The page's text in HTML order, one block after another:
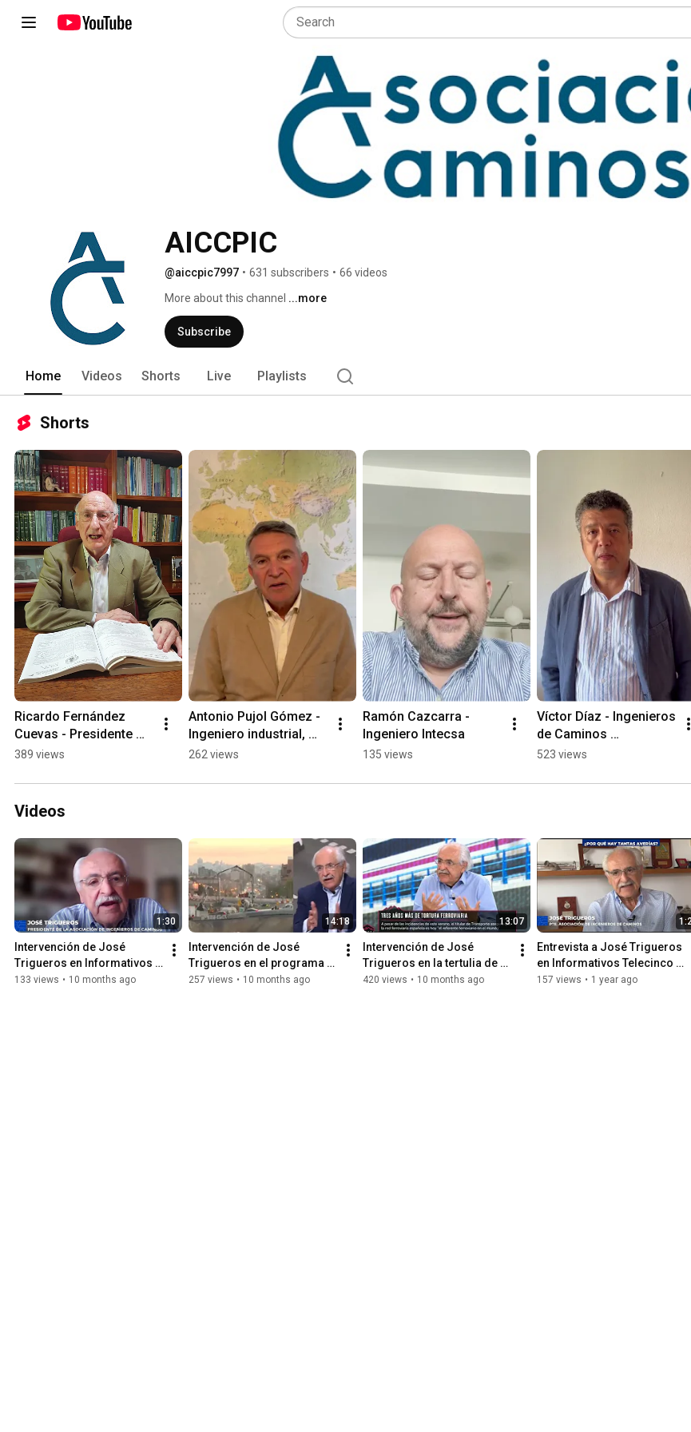
AICCPIC
@aiccpic7997 • 631 subscribers • 66 videos
More about this channel ...more
Subscribe
Home Videos Shorts Live Playlists
Shorts
Ricardo Fernández
Cuevas - Presidente
ATI, empresa
auscultación de presas
389 views
Antonio Pujol Gómez -
Ingeniero industrial,
especialista en
262 views
Ramón Cazcarra -
Ingeniero Intecsa
135 views
Víctor Díaz - Ingenieros
de Caminos
colombiano
523 views
Videos
1:30
Intervención de José
Trigueros en Informativos
Telecinco el 05/09/2025
133 views • 10 months ago
14:18
Intervención de José
Trigueros en el programa
Buenos Días Madrid
257 views • 10 months ago
13:07
Intervención de José
Trigueros en la tertulia de
La Roca (La Sexta) el
420 views • 10 months ago
Entrevista a José Trigueros
en Informativos Telecinco
el 02/07/2025
157 views • 1 year ago